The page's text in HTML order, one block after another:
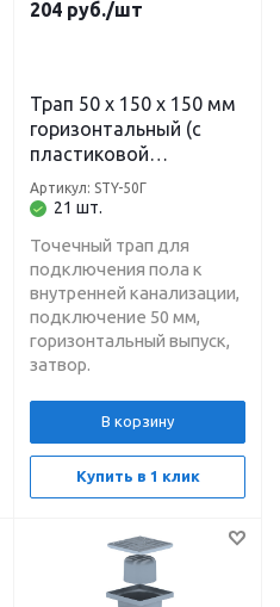
204 руб./шт
Трап 50 х 150 х 150 мм
горизонтальный (с
пластиковой
решеткой) STY-50Г
21 шт.
Артикул: STY-50Г
Точечный трап для
подключения пола к
внутренней канализации,
подключение 50 мм,
горизонтальный выпуск,
затвор.
В корзину
Купить в 1 клик